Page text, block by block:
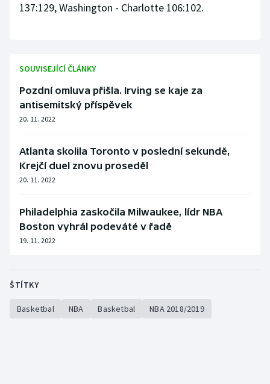
137:129, Washington - Charlotte 106:102.
SOUVISEJÍCÍ ČLÁNKY
Pozdní omluva přišla. Irving se kaje za
antisemitský příspěvek
20. 11. 2022
Atlanta skolila Toronto v poslední sekundě,
Krejčí duel znovu proseděl
20. 11. 2022
Philadelphia zaskočila Milwaukee, lídr NBA
Boston vyhrál podeváté v řadě
19. 11. 2022
ŠTÍTKY
Basketbal NBA Basketbal NBA 2018/2019